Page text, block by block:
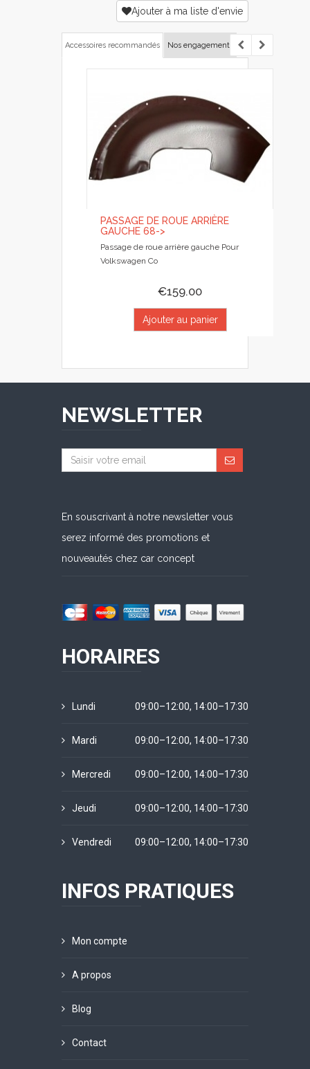
Ajouter à ma liste d'envie
Accessoires recommandés Nos engagements
PASSAGE DE ROUE ARRIÈRE
GAUCHE 68->
Passage de roue arrière gauche Pour
Volkswagen Co
€159.00
Ajouter au panier
NEWSLETTER
En souscrivant à notre newsletter vous
serez informé des promotions et
nouveautés chez car concept
HORAIRES
Lundi 09:00–12:00, 14:00–17:30
Mardi 09:00–12:00, 14:00–17:30
Mercredi 09:00–12:00, 14:00–17:30
Jeudi 09:00–12:00, 14:00–17:30
Vendredi 09:00–12:00, 14:00–17:30
INFOS PRATIQUES
Mon compte
A propos
Blog
Contact